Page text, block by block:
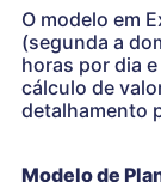
O modelo em
(segunda a
horas por dia
cálculo de
detalhamento
Modelo de